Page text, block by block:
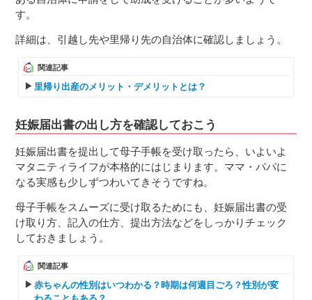
す。
詳細は、引越し先や里帰り先の自治体に確認しましょう。
関連記事
里帰り出産のメリット・デメリットとは？
妊娠届出書の出し方を確認しておこう
妊娠届出書を提出して母子手帳を受け取ったら、いよいよ
マタニティライフが本格的にはじまります。ママ・パパに
なる実感も少しずつわいてきそうですね。
母子手帳をスムーズに受け取るためにも、妊娠届出書の受
け取り方、記入の仕方、提出方法などをしっかりチェック
しておきましょう。
関連記事
赤ちゃんの性別はいつわかる？時期は何週目ごろ？性別が変